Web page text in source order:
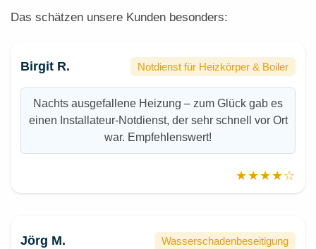
Das schätzen unsere Kunden besonders:
Birgit R. Notdienst für Heizkörper & Boiler
Nachts ausgefallene Heizung – zum Glück gab es
einen Installateur-Notdienst, der sehr schnell vor Ort
war. Empfehlenswert!
★★★★☆
Jörg M. Wasserschadenbeseitigung